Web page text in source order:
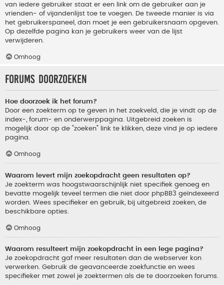
van iedere gebruiker staat er een link om de gebruiker aan je
vrienden- of vijandenlijst toe te voegen. De tweede manier is via
het gebruikerspaneel, dan moet je een gebruikersnaam opgeven.
Op dezelfde pagina kan je gebruikers weer van de lijst
verwijderen.
Omhoog
Forums doorzoeken
Hoe doorzoek ik het forum?
Door een zoekterm op te geven in het zoekveld, die je vindt op de
index-, forum- en onderwerppagina. Uitgebreid zoeken is
mogelijk door op de "zoeken" link te klikken, deze vind je op iedere
pagina.
Omhoog
Waarom levert mijn zoekopdracht geen resultaten op?
Je zoekterm was hoogstwaarschijnlijk niet specifiek genoeg en
bevatte mogelijk teveel termen die niet door phpBB3 geïndexeerd
worden. Wees specifieker en gebruik, bij uitgebreid zoeken, de
beschikbare opties.
Omhoog
Waarom resulteert mijn zoekopdracht in een lege pagina?
Je zoekopdracht gaf meer resultaten dan de webserver kon
verwerken. Gebruik de geavanceerde zoekfunctie en wees
specifieker met zowel je zoektermen als de te doorzoeken forums.